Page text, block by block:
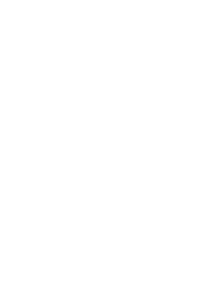
Detenido un hombre en
Guardia Civil tras atropellarle
El Barça cancela un
El acalde de Niebla cree que
afectado a dos aldeas se originó
Golpe cofrade en Jaén:
joyas de la Virgen de la